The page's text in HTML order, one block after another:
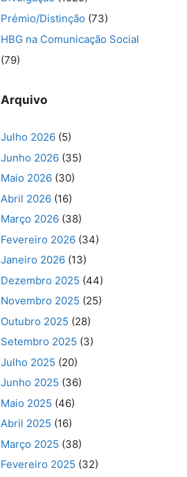
Prémio/Distinção (73)
HBG na Comunicação Social
(79)
Arquivo
Julho 2026 (5)
Junho 2026 (35)
Maio 2026 (30)
Abril 2026 (16)
Março 2026 (38)
Fevereiro 2026 (34)
Janeiro 2026 (13)
Dezembro 2025 (44)
Novembro 2025 (25)
Outubro 2025 (28)
Setembro 2025 (3)
Julho 2025 (20)
Junho 2025 (36)
Maio 2025 (46)
Abril 2025 (16)
Março 2025 (38)
Fevereiro 2025 (32)